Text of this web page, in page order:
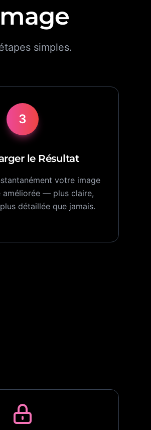
simples.
3
le Résultat
votre image
améliorée — plus claire,
détaillée que jamais.